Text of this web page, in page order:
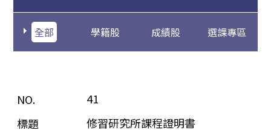
全部 學籍股 成績股 選課專區
41
修習研究所課程證明書